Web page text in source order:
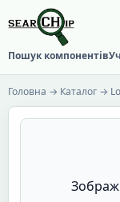
Пошук компонентів
Головна → Каталог →